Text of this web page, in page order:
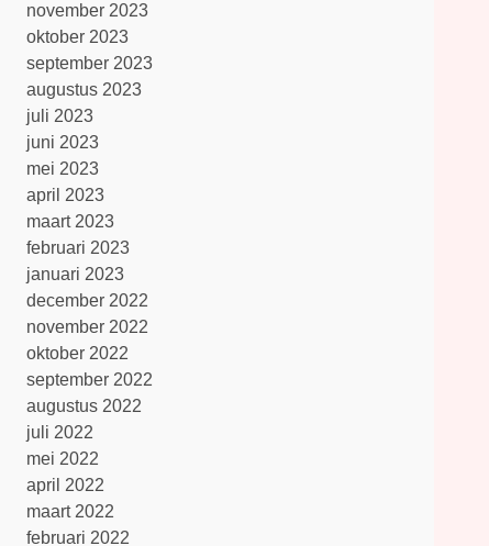
november 2023
oktober 2023
september 2023
augustus 2023
juli 2023
juni 2023
mei 2023
april 2023
maart 2023
februari 2023
januari 2023
december 2022
november 2022
oktober 2022
september 2022
augustus 2022
juli 2022
mei 2022
april 2022
maart 2022
februari 2022